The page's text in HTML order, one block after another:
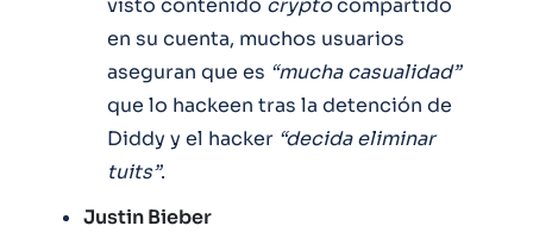
visto contenido cryptocompartido
en su cuenta, muchos usuarios
aseguran que es “mucha casualidad”
que lo hackeen tras la detención de
Diddy y el hacker “decida eliminar
tuits”.
Justin Bieber